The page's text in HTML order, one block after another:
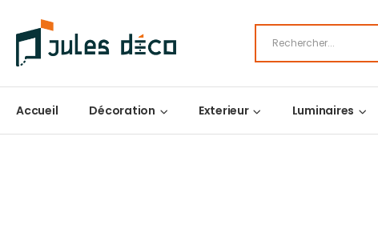
Accueil Décoration Exterieur Luminaires